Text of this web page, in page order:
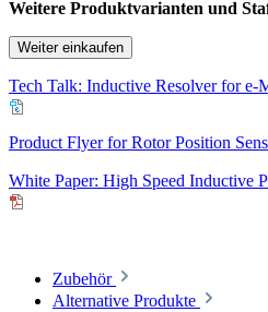
Weitere Produktvarianten und
Weiter einkaufen
Tech Talk: Inductive Resolver for e-
Product Flyer for Rotor Position
White Paper: High Speed Inductive
Zubehör
Alternative Produkte